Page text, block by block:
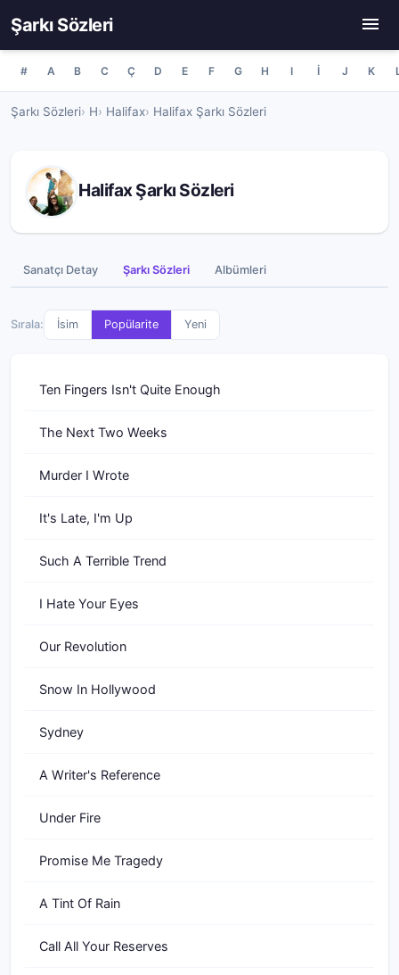
Şarkı Sözleri
# A B C Ç D E F G H I İ J K
Şarkı Sözleri H Halifax Halifax Şarkı Sözleri
Halifax Şarkı Sözleri
Sanatçı Detay Şarkı Sözleri Albümleri
Sırala: İsim Popülarite Yeni
Ten Fingers Isn't Quite Enough
The Next Two Weeks
Murder I Wrote
It's Late, I'm Up
Such A Terrible Trend
I Hate Your Eyes
Our Revolution
Snow In Hollywood
Sydney
A Writer's Reference
Under Fire
Promise Me Tragedy
A Tint Of Rain
Call All Your Reserves